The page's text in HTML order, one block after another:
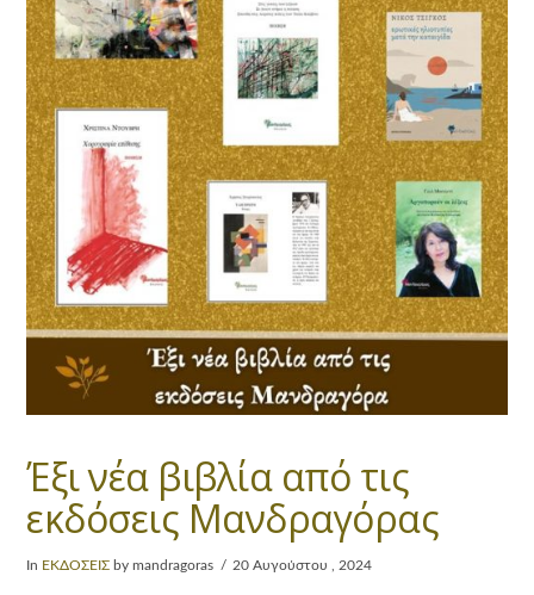
Έξι νέα βιβλία από τις
εκδόσεις Μανδραγόρας
In ΕΚΔΟΣΕΙΣ by mandragoras 20 Αυγούστου , 2024